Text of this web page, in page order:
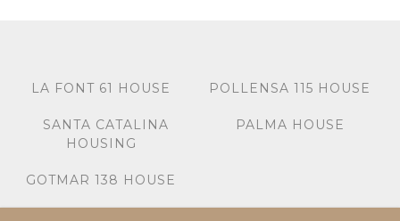
LA FONT 61 HOUSE POLLENSA 115 HOUSE
SANTA CATALINA
HOUSING
PALMA HOUSE
GOTMAR 138 HOUSE